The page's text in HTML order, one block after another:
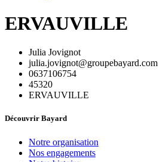
ERVAUVILLE
Julia Jovignot
julia.jovignot@groupebayard.com
0637106754
45320
ERVAUVILLE
Découvrir Bayard
Notre organisation
Nos engagements